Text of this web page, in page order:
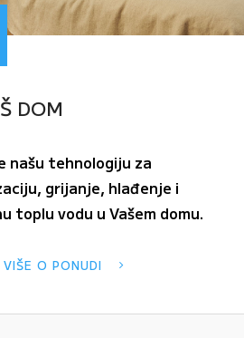
DOM
našu tehnologiju za
grijanje, hlađenje i
toplu vodu u Vašem domu.
O PONUDI